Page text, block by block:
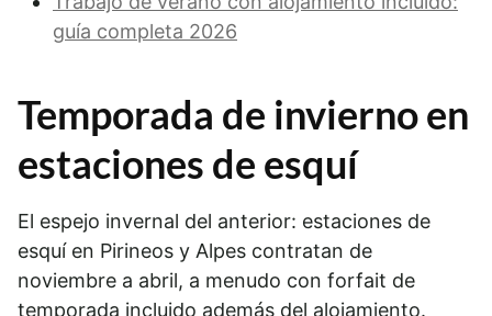
guía completa 2026
Temporada de invierno en
estaciones de esquí
El espejo invernal del anterior: estaciones de
esquí en Pirineos y Alpes contratan de
noviembre a abril, a menudo con forfait de
temporada incluido además del alojamiento.